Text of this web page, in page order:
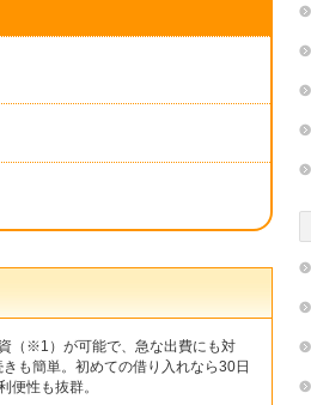
（※1）が可能で、急な出費にも対
も簡単。初めての借り入れなら30日
便性も抜群。